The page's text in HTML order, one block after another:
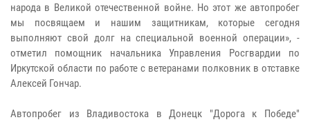
народа в Великой отечественной войне. Но этот же автопробег
мы посвящаем и нашим защитникам, которые сегодня
выполняют свой долг на специальной военной операции», -
отметил помощник начальника Управления Росгвардии по
Иркутской области по работе с ветеранами полковник в отставке
Алексей Гончар.
Автопробег из Владивостока в Донецк "Дорога к Победе"